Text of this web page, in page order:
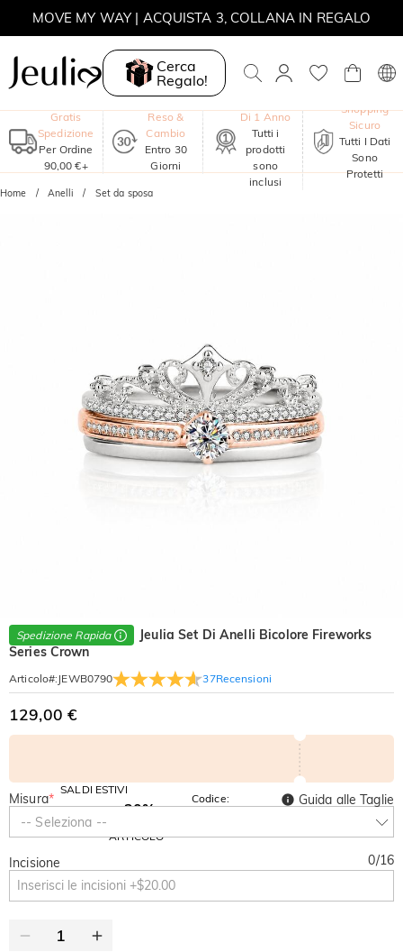
MOVE MY WAY | ACQUISTA 3, COLLANA IN REGALO
Cerca
Regalo!
Gratis
Spedizione
Per Ordine
90,00 €+
Reso &
Cambio
Entro 30
Giorni
Di 1 Anno
Tutti i
prodotti
sono
inclusi
Shopping
Sicuro
Tutti I Dati
Sono
Protetti
Home Anelli Set da sposa
Spedizione Rapida
Jeulia Set Di Anelli Bicolore Fireworks
Series Crown
Articolo#: JEWB0790 37Recensioni
129,00 €
SALDI ESTIVI
-10%
SU TUTTO
-30%
ARTICOLO
Codice:
SUMMER
Misura*
-- Seleziona --
Guida alle Taglie
Incisione 0/16